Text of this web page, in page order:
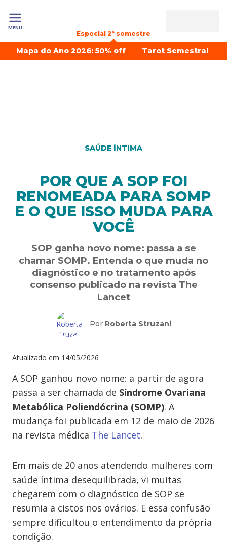
MENU
Especial 2º semestre
Mapa do Ano 2026: 50% off Tarot Semestral
SAÚDE ÍNTIMA
POR QUE A SOP FOI
RENOMEADA PARA SOMP
E O QUE ISSO MUDA PARA
VOCÊ
SOP ganha novo nome: passa a se
chamar SOMP. Entenda o que muda no
diagnóstico e no tratamento após
consenso publicado na revista The
Lancet
Por Roberta Struzani
Atualizado em 14/05/2026
A SOP ganhou novo nome: a partir de agora
passa a ser chamada de Síndrome Ovariana
Metabólica Poliendócrina (SOMP). A
mudança foi publicada em 12 de maio de 2026
na revista médica The Lancet.
Em mais de 20 anos atendendo mulheres com
saúde íntima desequilibrada, vi muitas
chegarem com o diagnóstico de SOP se
resumia a cistos nos ovários. E essa confusão
sempre dificultou o entendimento da própria
condição.